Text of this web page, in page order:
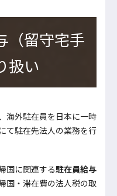
（留守宅手
扱い
海外駐在員を日本に一時
て駐在先法人の業務を行
国に関連する駐在員給与
国・滞在費の法人税の取